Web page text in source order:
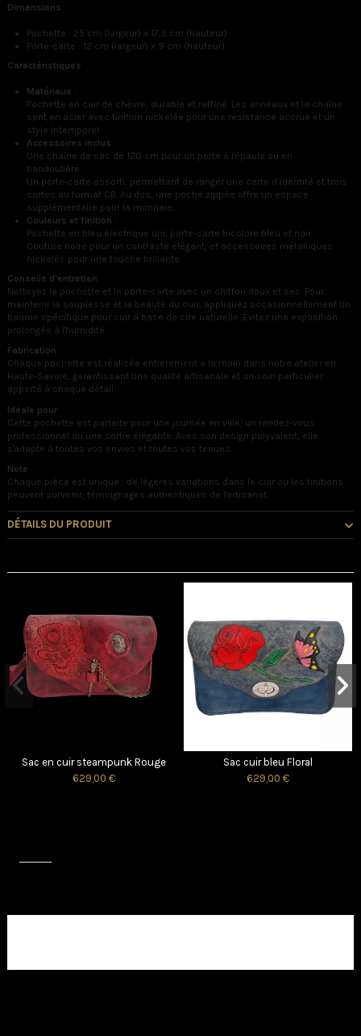
Dimensions
Pochette : 25 cm (largeur) x 17,5 cm (hauteur)
Porte-carte : 12 cm (largeur) x 9 cm (hauteur)
Caractéristiques
Matériaux :
Pochette en cuir de chèvre, durable et raffiné. Les anneaux et la chaîne
sont en acier avec finition nickelée pour une résistance accrue et un
style intemporel.
Accessoires inclus :
Une chaîne de sac de 120 cm pour un porté à l'épaule ou en
bandoulière.
Un porte-carte assorti, permettant de ranger une carte d’identité et trois
cartes au format CB. Au dos, une poche zippée offre un espace
supplémentaire pour la monnaie.
Couleurs et finition :
Pochette en bleu électrique uni, porte-carte bicolore bleu et noir.
Couture noire pour un contraste élégant, et accessoires métalliques
nickelés pour une touche brillante.
Conseils d'entretien
Nettoyez la pochette et le porte-carte avec un chiffon doux et sec. Pour
maintenir la souplesse et la beauté du cuir, appliquez occasionnellement un
baume spécifique pour cuir à base de cire naturelle. Évitez une exposition
prolongée à l'humidité.
Fabrication
Chaque pochette est réalisée entièrement à la main dans notre atelier en
Haute-Savoie, garantissant une qualité artisanale et un soin particulier
apporté à chaque détail.
Idéale pour
Cette pochette est parfaite pour une journée en ville, un rendez-vous
professionnel ou une sortie élégante. Avec son design polyvalent, elle
s'adapte à toutes vos envies et toutes vos tenues.
Note
Chaque pièce est unique : de légères variations dans le cuir ou les finitions
peuvent survenir, témoignages authentiques de l'artisanat.
DÉTAILS DU PRODUIT
Sac en cuir steampunk Rouge
629,00 €
Sac cuir bleu Floral
629,00 €